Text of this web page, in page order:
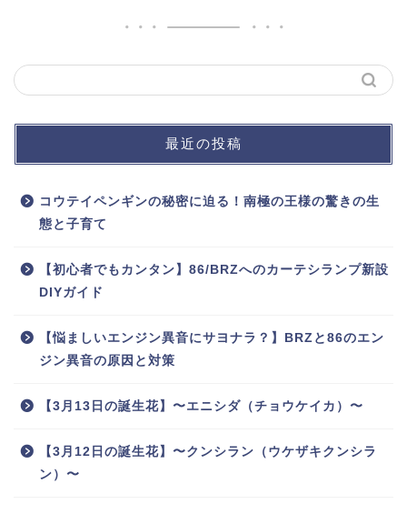
最近の投稿
コウテイペンギンの秘密に迫る！南極の王様の驚きの生
態と子育て
【初心者でもカンタン】86/BRZへのカーテシランプ新設
DIYガイド
【悩ましいエンジン異音にサヨナラ？】BRZと86のエン
ジン異音の原因と対策
【3月13日の誕生花】〜エニシダ（チョウケイカ）〜
【3月12日の誕生花】〜クンシラン（ウケザキクンシラ
ン）〜